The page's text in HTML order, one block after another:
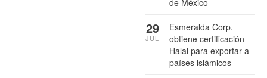
Esmeralda Corp.
obtiene certificación
Halal para exportar a
países islámicos
29
JUL